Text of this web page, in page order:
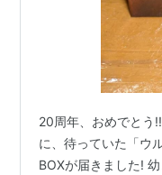
20周年、おめでとう
に、待っていた「ウ
BOXが届きました!